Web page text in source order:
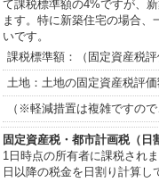
て課税標準額の4%ですが、
ます。特に新築住宅の場合
いです。
課税標準額：（固定資産税
土地：土地の固定資産税評
（※軽減措置は複雑ですの
固定資産税・都市計画税（日
1日時点の所有者に課税され
日以降の税金を日割り計算し